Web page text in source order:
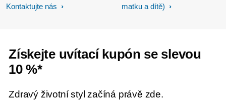
Kontaktujte nás
matku a dítě)
Získejte uvítací kupón se slevou
10 %*
Zdravý životní styl začíná právě zde.